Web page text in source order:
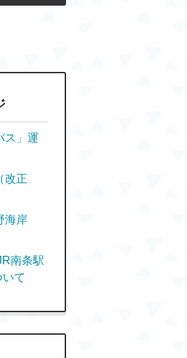
ス」運
改正
海岸
南条駅
て